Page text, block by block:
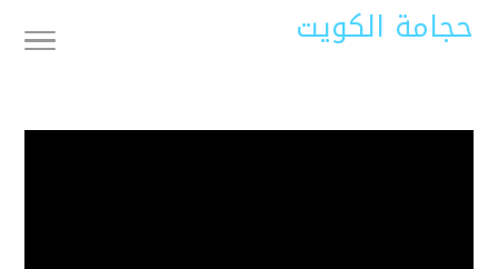
حجامة الكويت